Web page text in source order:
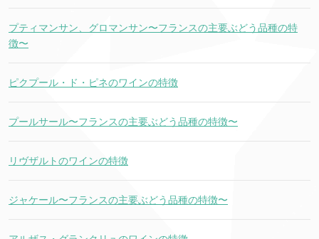
プティマンサン、グロマンサン〜フランスの主要ぶどう品種の特
徴〜
ピクプール・ド・ピネのワインの特徴
プールサール〜フランスの主要ぶどう品種の特徴〜
リヴザルトのワインの特徴
ジャケール〜フランスの主要ぶどう品種の特徴〜